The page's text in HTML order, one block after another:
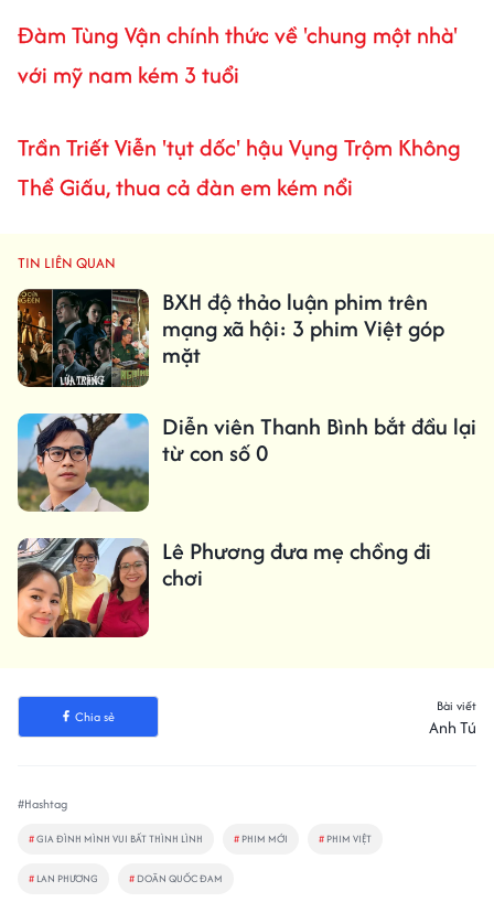
Đàm Tùng Vận chính thức về 'chung một nhà'
với mỹ nam kém 3 tuổi
Trần Triết Viễn 'tụt dốc' hậu Vụng Trộm Không
Thể Giấu, thua cả đàn em kém nổi
TIN LIÊN QUAN
BXH độ thảo luận phim trên
mạng xã hội: 3 phim Việt góp
mặt
Diễn viên Thanh Bình bắt đầu lại
từ con số 0
Lê Phương đưa mẹ chồng đi
chơi
Chia sẻ
Bài viết
Anh Tú
#Hashtag
#GIA ĐÌNH MÌNH VUI BẤT THÌNH LÌNH # PHIM MỚI # PHIM VIỆT
# LAN PHƯƠNG # DOÃN QUỐC ĐAM